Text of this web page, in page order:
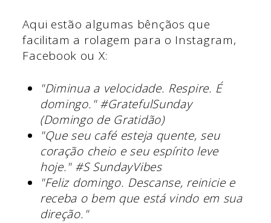
Aqui estão algumas bênçãos que
facilitam a rolagem para o Instagram,
Facebook ou X:
"Diminua a velocidade. Respire. É
domingo." #GratefulSunday
(Domingo de Gratidão)
"Que seu café esteja quente, seu
coração cheio e seu espírito leve
hoje." #S SundayVibes
"Feliz domingo. Descanse, reinicie e
receba o bem que está vindo em sua
direção."